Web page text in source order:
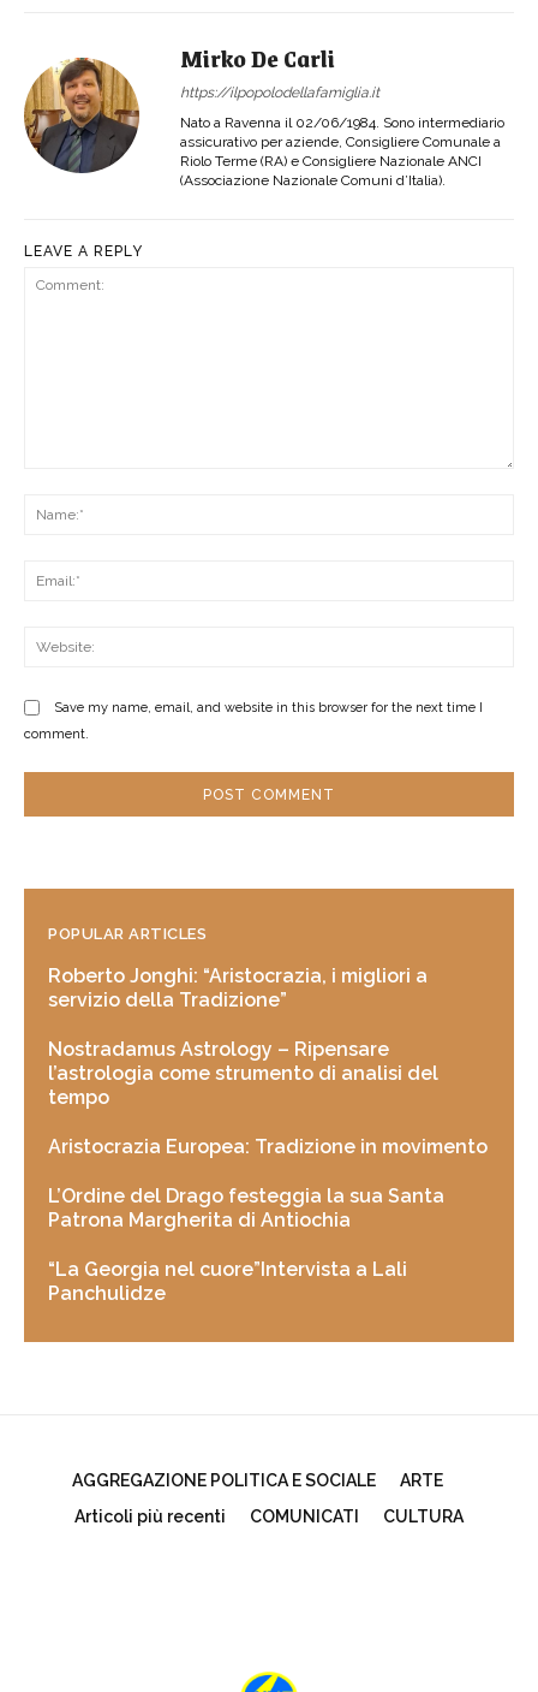
Mirko De Carli
https://ilpopolodellafamiglia.it
Nato a Ravenna il 02/06/1984. Sono intermediario
assicurativo per aziende, Consigliere Comunale a
Riolo Terme (RA) e Consigliere Nazionale ANCI
(Associazione Nazionale Comuni d’Italia).
LEAVE A REPLY
Save my name, email, and website in this browser for the next time I
comment.
POPULAR ARTICLES
Roberto Jonghi: “Aristocrazia, i migliori a
servizio della Tradizione”
Nostradamus Astrology – Ripensare
l’astrologia come strumento di analisi del
tempo
Aristocrazia Europea: Tradizione in movimento
L’Ordine del Drago festeggia la sua Santa
Patrona Margherita di Antiochia
“La Georgia nel cuore”Intervista a Lali
Panchulidze
AGGREGAZIONE POLITICA E SOCIALE
ARTE
Articoli più recenti
COMUNICATI CULTURA